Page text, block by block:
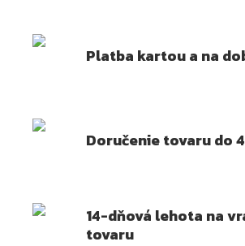
Platba kartou a na
Doručenie tovaru do
14-dňová lehota na
tovaru